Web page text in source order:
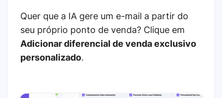
Quer que a IA gere um e-mail a partir do
seu próprio ponto de venda? Clique em
Adicionar diferencial de venda exclusivo
personalizado.